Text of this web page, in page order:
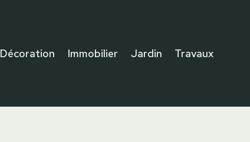
Décoration Immobilier Jardin Travaux